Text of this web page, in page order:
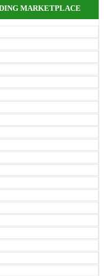
MARKETPLACE